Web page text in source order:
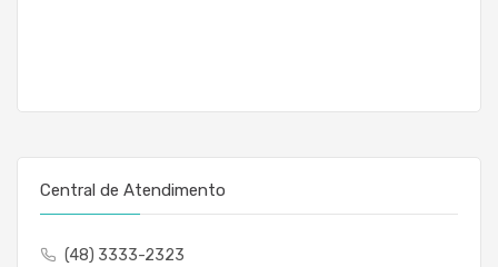
Central de Atendimento
(48) 3333-2323